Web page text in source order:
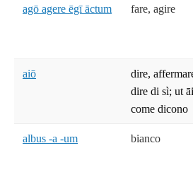
agō agere ēgī āctum fare, agire
aiō
dire,
dire di sì; ut
come dicono
albus -a -um bianco